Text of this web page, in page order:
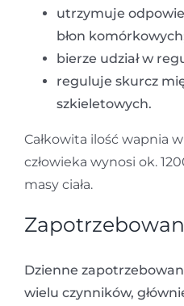
utrzymuje
błon
bierze udział w
reguluje skurcz
szkieletowych.
Całkowita ilość wapnia
człowieka wynosi ok.
masy ciała.
Dzienne
wielu czynników,